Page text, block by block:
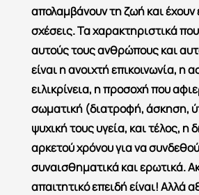
απολαμβάνουν τη ζωή και έχουν
σχέσεις. Τα χαρακτηριστικά
αυτούς τους ανθρώπους και
είναι η ανοιχτή επικοινωνία, η
ειλικρίνεια, η προσοχή που
σωματική (διατροφή, άσκηση,
ψυχική τους υγεία, και τέλος, η
αρκετού χρόνου για να
συναισθηματικά και ερωτικά.
απαιτητικό επειδή είναι! Αλλά